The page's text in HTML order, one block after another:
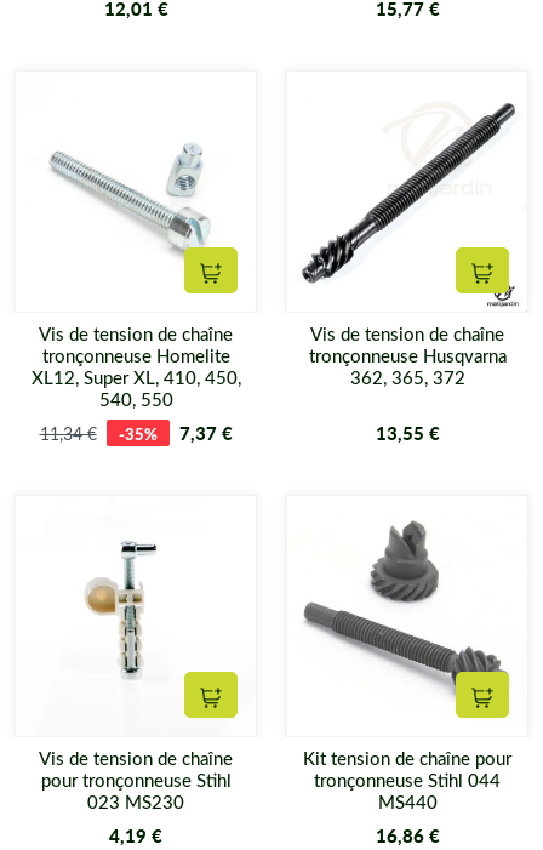
12,01 € 15,77 €
Ajouter au panier
Vis de tension de chaîne
tronçonneuse Homelite
XL12, Super XL, 410, 450,
540, 550
11,34 € -35% 7,37 €
Vis de tension de chaîne
tronçonneuse Husqvarna
362, 365, 372
13,55 €
Ajouter au panier
Vis de tension de chaîne
pour tronçonneuse Stihl
023 MS230
4,19 €
Kit tension de chaîne pour
tronçonneuse Stihl 044
MS440
16,86 €